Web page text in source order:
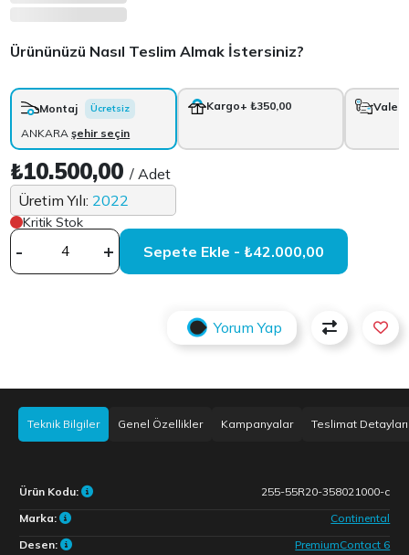
Ürününüzü Nasıl Teslim Almak İstersiniz?
Montaj Ücretsiz
ANKARAşehir seçin
Kargo+ ₺350,00 Vale
₺10.500,00/ Adet
Üretim Yılı: 2022
Kritik Stok
- + Sepete Ekle - ₺42.000,00
Yorum Yap
Teknik Bilgiler Genel Özellikler Kampanyalar Teslimat Detayları
Ürün Kodu:
255-55R20-358021000-c
Marka:
Continental
Desen:
PremiumContact 6